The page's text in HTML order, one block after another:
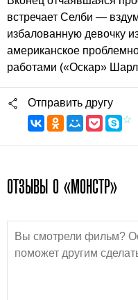
встречает Селби —
избалованную девочку
американское
работами («Оскар»
Отправить другу
ОТЗЫВЫ О «МОНСТР»